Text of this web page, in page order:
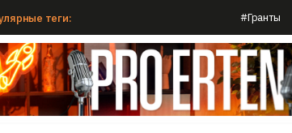
теги: #Гранты